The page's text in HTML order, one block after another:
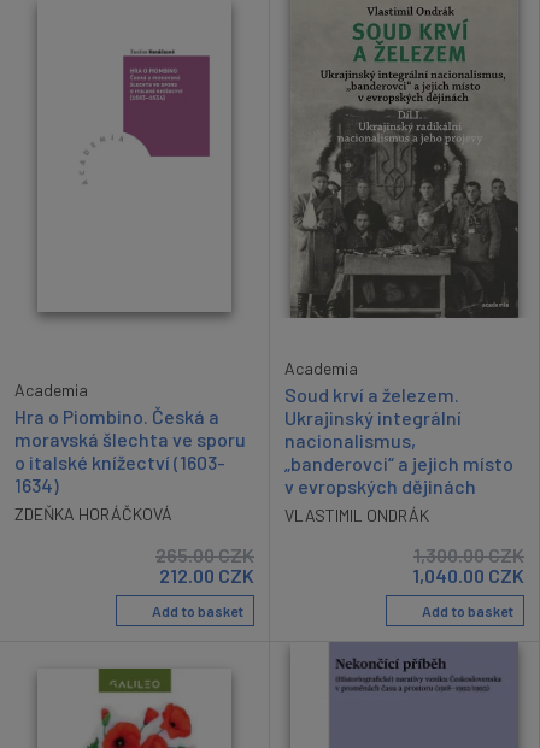
Academia
Hra o Piombino. Česká a
moravská šlechta ve sporu
o italské knížectví (1603-
1634)
ZDEŇKA HORÁČKOVÁ
265.00CZK
212.00 CZK
Add to basket
Academia
Soud krví a železem.
Ukrajinský integrální
nacionalismus,
„banderovci“ a jejich místo
v evropských dějinách
VLASTIMIL ONDRÁK
1,300.00CZK
1,040.00 CZK
Add to basket